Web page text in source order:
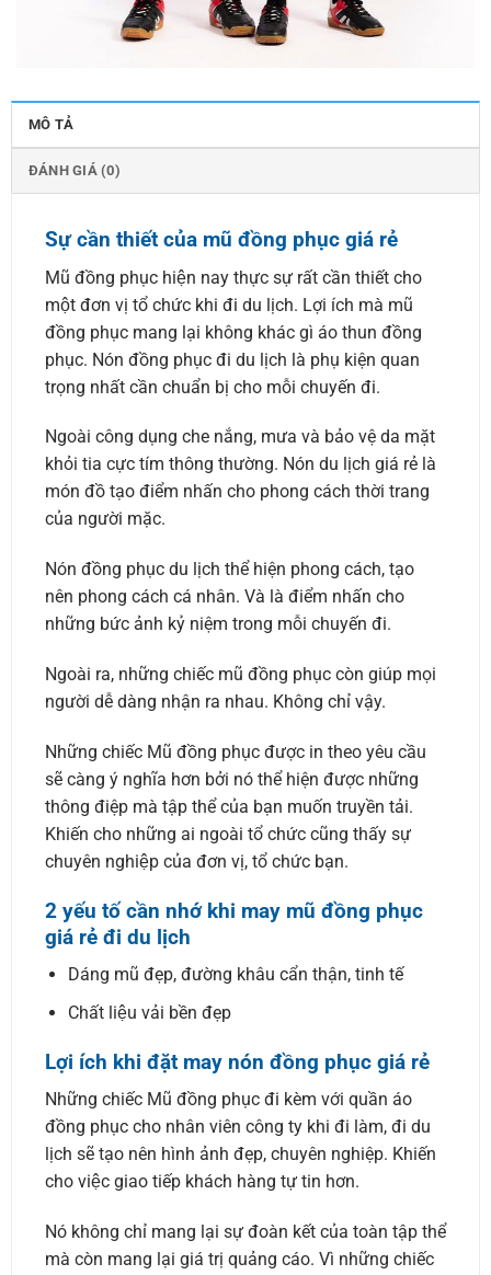
MÔ TẢ
ĐÁNH GIÁ (0)
Sự cần thiết của mũ đồng phục giá rẻ
Mũ đồng phục hiện nay thực sự rất cần thiết cho
một đơn vị tổ chức khi đi du lịch. Lợi ích mà mũ
đồng phục mang lại không khác gì áo thun đồng
phục. Nón đồng phục đi du lịch là phụ kiện quan
trọng nhất cần chuẩn bị cho mỗi chuyến đi.
Ngoài công dụng che nắng, mưa và bảo vệ da mặt
khỏi tia cực tím thông thường. Nón du lịch giá rẻ là
món đồ tạo điểm nhấn cho phong cách thời trang
của người mặc.
Nón đồng phục du lịch thể hiện phong cách, tạo
nên phong cách cá nhân. Và là điểm nhấn cho
những bức ảnh kỷ niệm trong mỗi chuyến đi.
Ngoài ra, những chiếc mũ đồng phục còn giúp mọi
người dễ dàng nhận ra nhau. Không chỉ vậy.
Những chiếc Mũ đồng phục được in theo yêu cầu
sẽ càng ý nghĩa hơn bởi nó thể hiện được những
thông điệp mà tập thể của bạn muốn truyền tải.
Khiến cho những ai ngoài tổ chức cũng thấy sự
chuyên nghiệp của đơn vị, tổ chức bạn.
2 yếu tố cần nhớ khi may mũ đồng phục
giá rẻ đi du lịch
Dáng mũ đẹp, đường khâu cẩn thận, tinh tế
Chất liệu vải bền đẹp
Lợi ích khi đặt may nón đồng phục giá rẻ
Những chiếc Mũ đồng phục đi kèm với quần áo
đồng phục cho nhân viên công ty khi đi làm, đi du
lịch sẽ tạo nên hình ảnh đẹp, chuyên nghiệp. Khiến
cho việc giao tiếp khách hàng tự tin hơn.
Nó không chỉ mang lại sự đoàn kết của toàn tập thể
mà còn mang lại giá trị quảng cáo. Vì những chiếc